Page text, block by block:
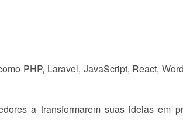
PHP, Laravel, JavaScript, React,
a transformarem suas ideias em